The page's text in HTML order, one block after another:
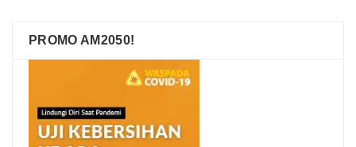
PROMO AM2050!